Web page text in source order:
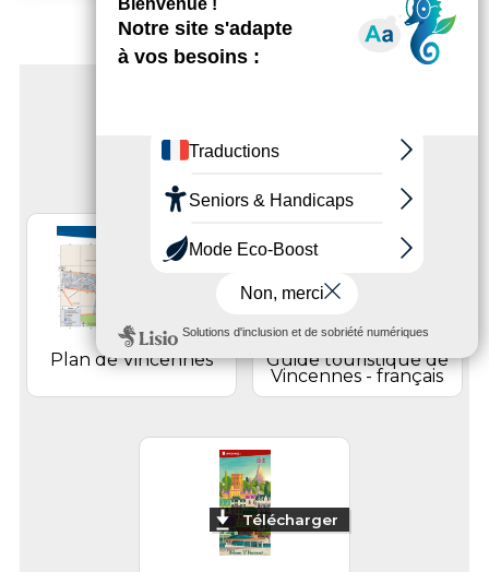
BROCHURES
Plan de Vincennes Guide touristique de
Vincennes - français
Télécharger